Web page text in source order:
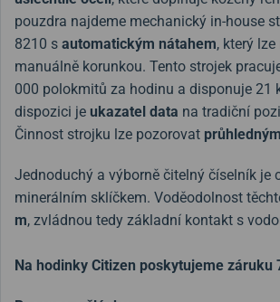
pouzdra najdeme mechanický in-house
8210 s automatickým nátahem, který
manuálně korunkou. Tento strojek
000 polokmitů za hodinu a disponuje 21
dispozici je ukazatel data na tradiční
Činnost strojku lze pozorovat
Jednoduchý a výborně čitelný číselník je
minerálním sklíčkem. Voděodolnost
m, zvládnou tedy základní kontakt s
Na hodinky Citizen poskytujeme záruku